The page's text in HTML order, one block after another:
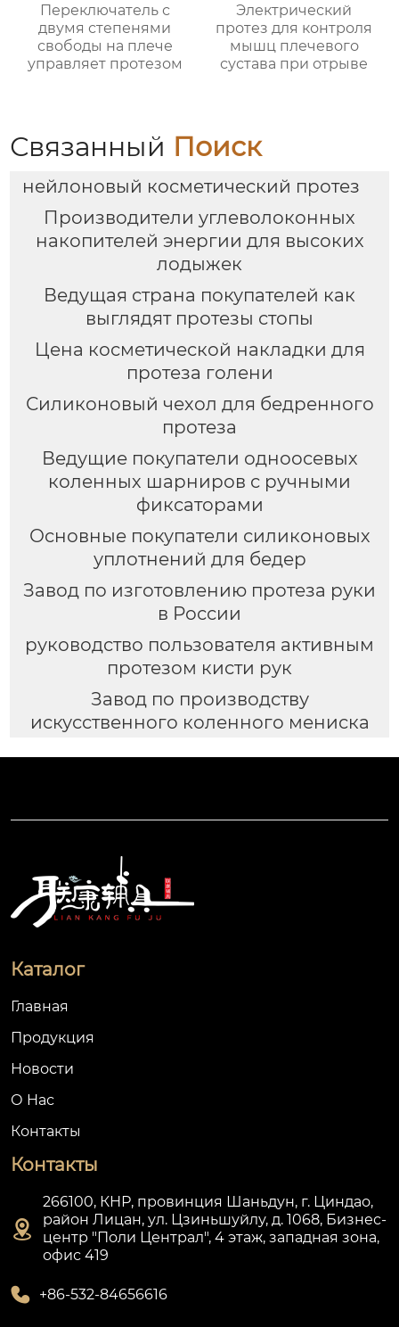
Переключатель с
двумя степенями
свободы на плече
управляет протезом
Электрический
протез для контроля
мышц плечевого
сустава при отрыве
Связанный Поиск
нейлоновый косметический протез
Производители углеволоконных
накопителей энергии для высоких
лодыжек
Ведущая страна покупателей как
выглядят протезы стопы
Цена косметической накладки для
протеза голени
Силиконовый чехол для бедренного
протеза
Ведущие покупатели одноосевых
коленных шарниров с ручными
фиксаторами
Основные покупатели силиконовых
уплотнений для бедер
Завод по изготовлению протеза руки
в России
руководство пользователя активным
протезом кисти рук
Завод по производству
искусственного коленного мениска
Каталог
Главная
Продукция
Новости
О Hас
Контакты
Контакты

266100, КНР, провинция Шаньдун, г. Циндао,
район Лицан, ул. Цзиньшуйлу, д. 1068, Бизнес-
центр "Поли Централ", 4 этаж, западная зона,
офис 419
 +86-532-84656616